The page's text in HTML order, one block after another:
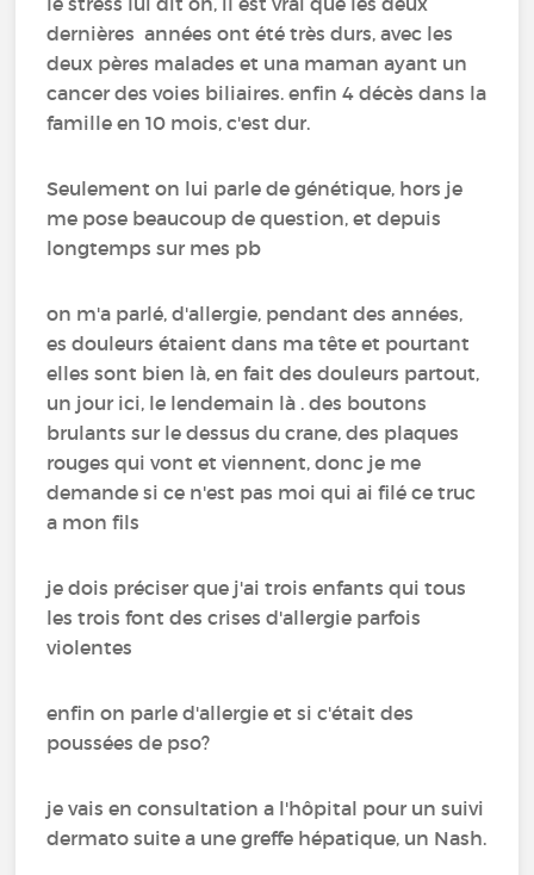
dernières années ont été très durs, avec les
deux pères malades et una maman ayant un
cancer des voies biliaires. enfin 4 décès dans la
famille en 10 mois, c'est dur.
Seulement on lui parle de génétique, hors je
me pose beaucoup de question, et depuis
longtemps sur mes pb
on m'a parlé, d'allergie, pendant des années,
es douleurs étaient dans ma tête et pourtant
elles sont bien là, en fait des douleurs partout,
un jour ici, le lendemain là . des boutons
brulants sur le dessus du crane, des plaques
rouges qui vont et viennent, donc je me
demande si ce n'est pas moi qui ai filé ce truc
a mon fils
je dois préciser que j'ai trois enfants qui tous
les trois font des crises d'allergie parfois
violentes
enfin on parle d'allergie et si c'était des
poussées de pso?
je vais en consultation a l'hôpital pour un suivi
dermato suite a une greffe hépatique, un Nash.